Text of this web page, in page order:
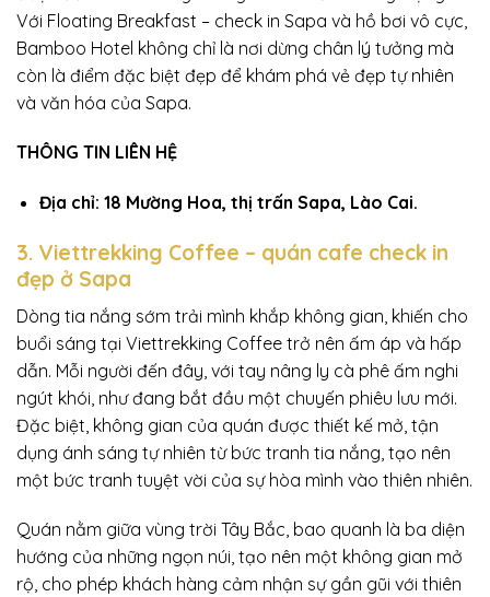
Với Floating Breakfast – check in Sapa và hồ bơi vô cực,
Bamboo Hotel không chỉ là nơi dừng chân lý tưởng mà
còn là điểm đặc biệt đẹp để khám phá vẻ đẹp tự nhiên
và văn hóa của Sapa.
THÔNG TIN LIÊN HỆ
Địa chỉ: 18 Mường Hoa, thị trấn Sapa, Lào Cai.
3. Viettrekking Coffee – quán cafe check in
đẹp ở Sapa
Dòng tia nắng sớm trải mình khắp không gian, khiến cho
buổi sáng tại Viettrekking Coffee trở nên ấm áp và hấp
dẫn. Mỗi người đến đây, với tay nâng ly cà phê ấm nghi
ngút khói, như đang bắt đầu một chuyến phiêu lưu mới.
Đặc biệt, không gian của quán được thiết kế mở, tận
dụng ánh sáng tự nhiên từ bức tranh tia nắng, tạo nên
một bức tranh tuyệt vời của sự hòa mình vào thiên nhiên.
Quán nằm giữa vùng trời Tây Bắc, bao quanh là ba diện
hướng của những ngọn núi, tạo nên một không gian mở
rộ, cho phép khách hàng cảm nhận sự gần gũi với thiên